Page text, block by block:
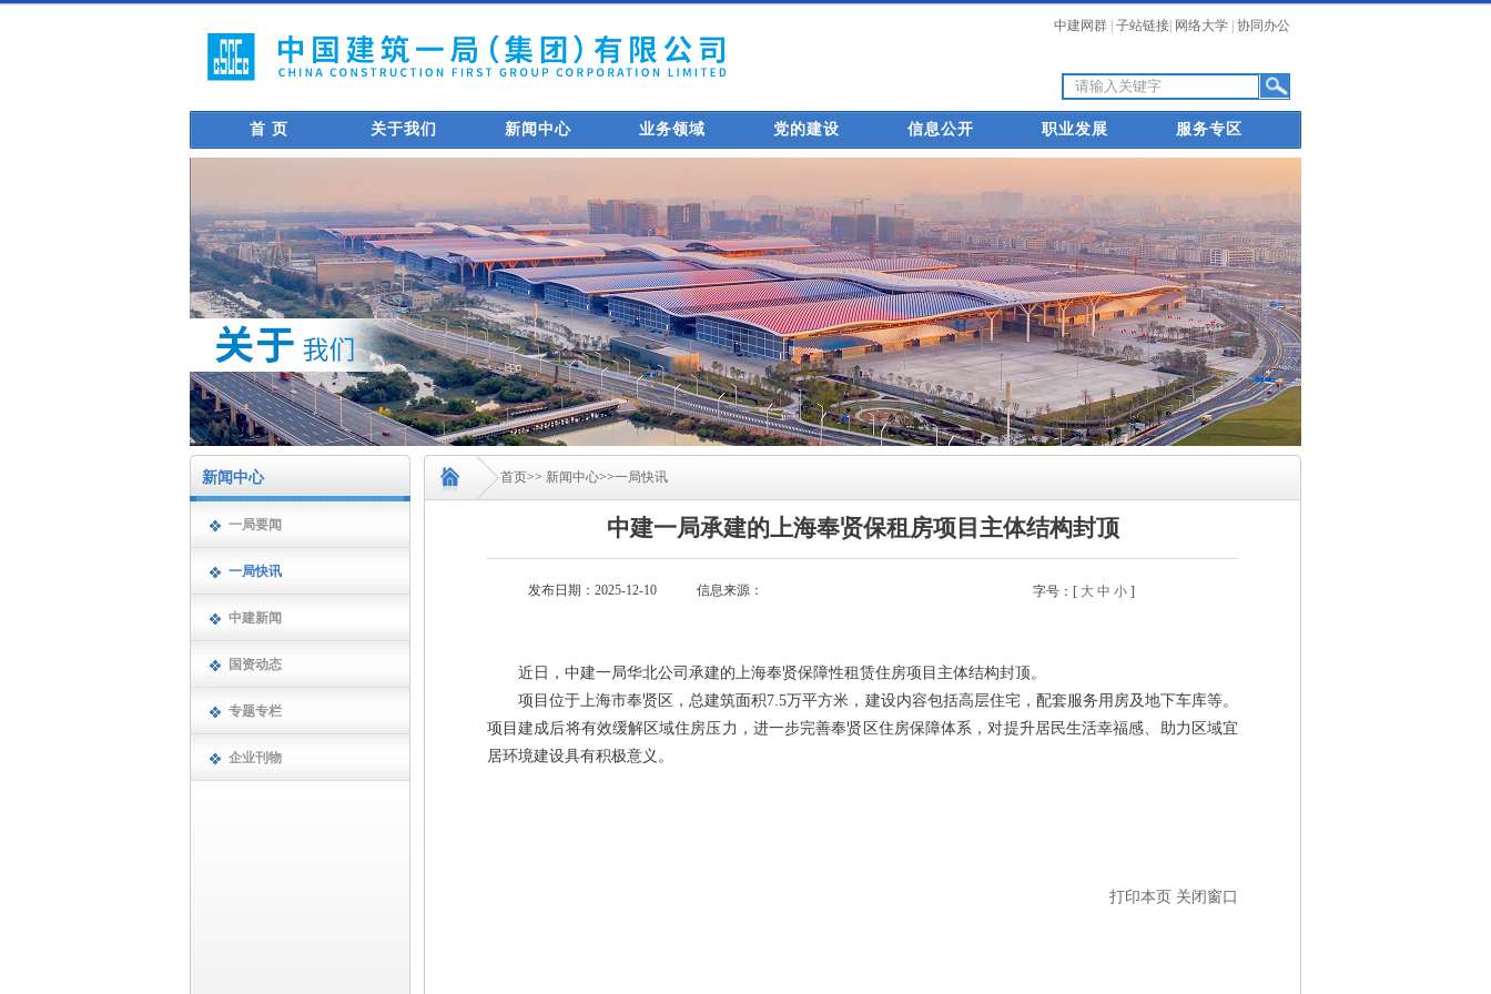
中建网群 子站链接 网络大学 协同办公
首 页 关于我们 新闻中心 业务领域 党的建设 信息公开 职业发展 服务专区
新闻中心
一局要闻
一局快讯
中建新闻
国资动态
专题专栏
企业刊物
首页>> 新闻中心>>一局快讯
中建一局承建的上海奉贤保租房项目主体结构封顶
发布日期：2025-12-10 信息来源： 字号：[ 大 中 小 ]
近日，中建一局华北公司承建的上海奉贤保障性租赁住房项目主体结构封顶。
项目位于上海市奉贤区，总建筑面积7.5万平方米，建设内容包括高层住宅，配套服务用房及地下车库等。
项目建成后将有效缓解区域住房压力，进一步完善奉贤区住房保障体系，对提升居民生活幸福感、助力区域宜
居环境建设具有积极意义。
打印本页 关闭窗口